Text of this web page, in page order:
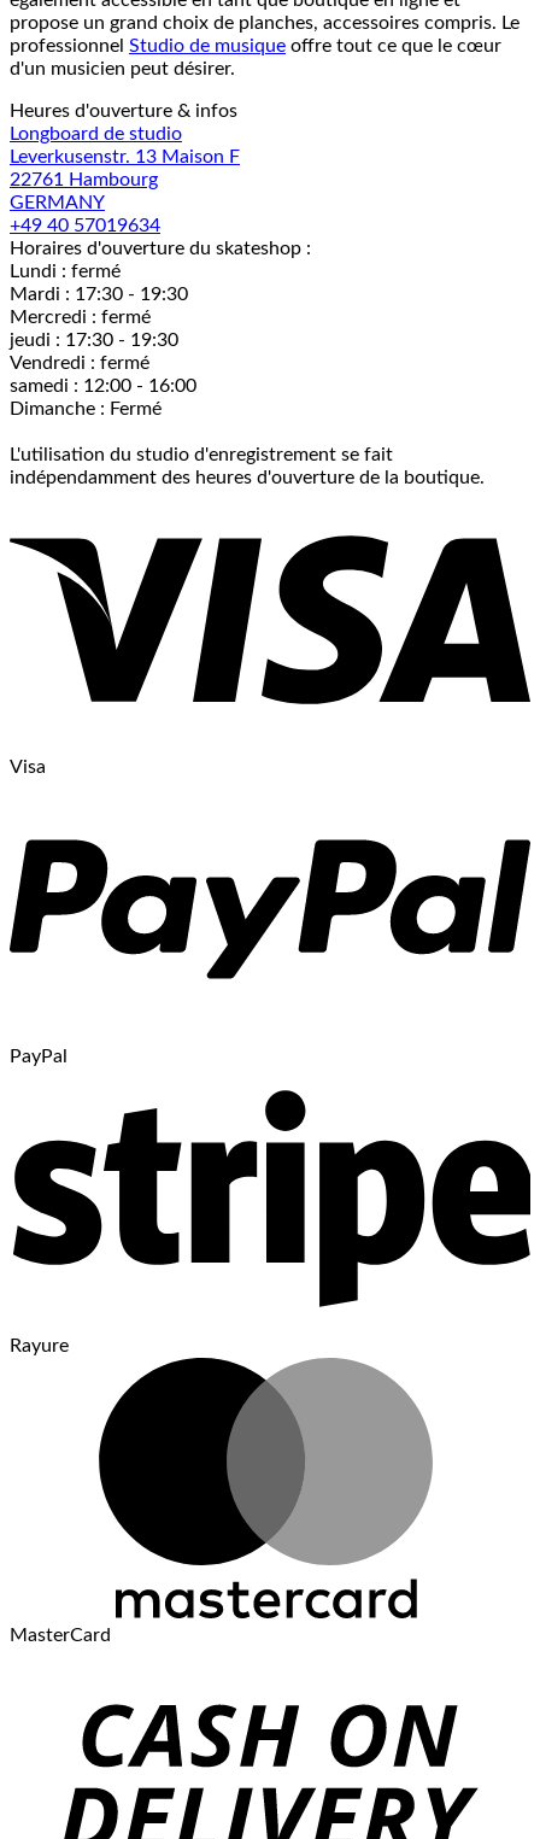
propose un grand choix de planches, accessoires compris. Le
professionnel Studio de musique offre tout ce que le cœur
d'un musicien peut désirer.
Heures d'ouverture & infos
Longboard de studio
Leverkusenstr. 13 Maison F
22761 Hambourg
GERMANY
+49 40 57019634
Horaires d'ouverture du skateshop :
Lundi : fermé
Mardi : 17:30 - 19:30
Mercredi : fermé
jeudi : 17:30 - 19:30
Vendredi : fermé
samedi : 12:00 - 16:00
Dimanche : Fermé
L'utilisation du studio d'enregistrement se fait
indépendamment des heures d'ouverture de la boutique.
Visa
PayPal
Rayure
MasterCard